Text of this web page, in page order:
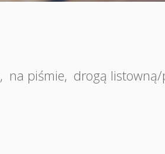
, na piśmie, drogą listowną/